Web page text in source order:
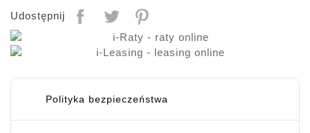
Udostępnij
Polityka bezpieczeństwa